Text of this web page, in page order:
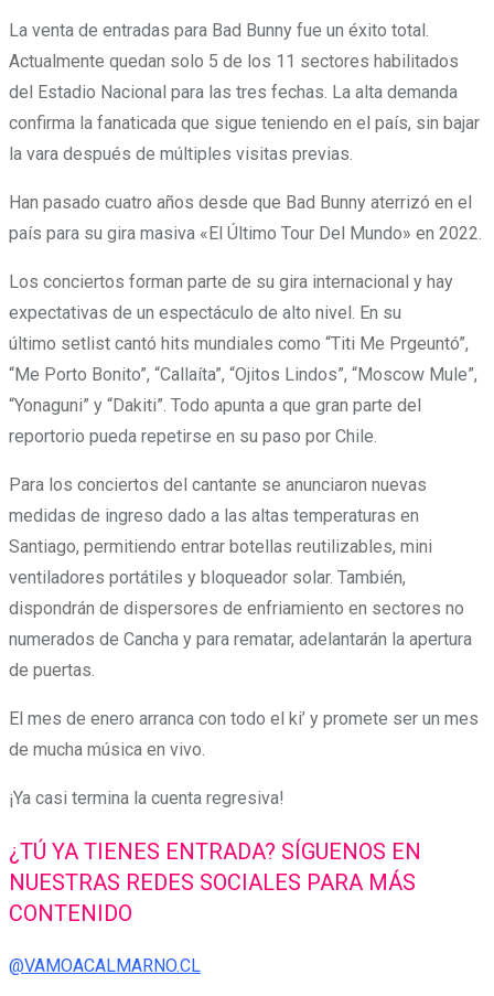
La venta de entradas para Bad Bunny fue un éxito total.
Actualmente quedan solo 5 de los 11 sectores habilitados
del Estadio Nacional para las tres fechas. La alta demanda
confirma la fanaticada que sigue teniendo en el país, sin bajar
la vara después de múltiples visitas previas.
Han pasado cuatro años desde que Bad Bunny aterrizó en el
país para su gira masiva «El Último Tour Del Mundo» en 2022.
Los conciertos forman parte de su gira internacional y hay
expectativas de un espectáculo de alto nivel. En su
último setlist cantó hits mundiales como “Titi Me Prgeuntó”,
“Me Porto Bonito”, “Callaíta”, “Ojitos Lindos”, “Moscow Mule”,
“Yonaguni” y “Dakiti”. Todo apunta a que gran parte del
reportorio pueda repetirse en su paso por Chile.
Para los conciertos del cantante se anunciaron nuevas
medidas de ingreso dado a las altas temperaturas en
Santiago, permitiendo entrar botellas reutilizables, mini
ventiladores portátiles y bloqueador solar. También,
dispondrán de dispersores de enfriamiento en sectores no
numerados de Cancha y para rematar, adelantarán la apertura
de puertas.
El mes de enero arranca con todo el ki’ y promete ser un mes
de mucha música en vivo.
¡Ya casi termina la cuenta regresiva!
¿TÚ YA TIENES ENTRADA? SÍGUENOS EN
NUESTRAS REDES SOCIALES PARA MÁS
CONTENIDO
@VAMOACALMARNO.CL